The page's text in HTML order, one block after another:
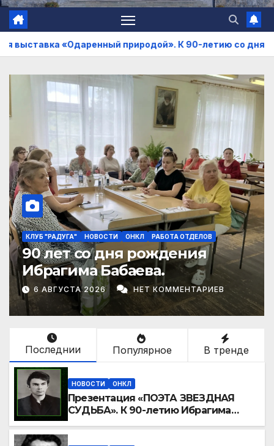
К 90-летию со дня рождения Ибрагима
НОВОСТИ
Выставка
1 АВГУСТА 2026 НЕТ КОММЕНТАРИЕВ
Последнии Популярное В тренде
НОВОСТИ ОНКЛ
Презентация «ПОЭТА ЗВЕЗДНАЯ
СУДЬБА». К 90-летию Ибрагима